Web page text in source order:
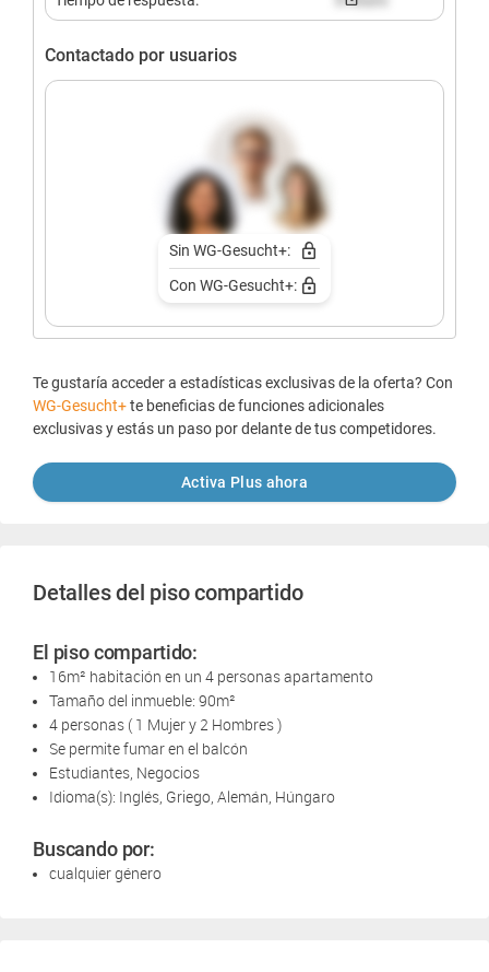
Contactado por usuarios
Sin WG-Gesucht+:
Con WG-Gesucht+:
Te gustaría acceder a estadísticas exclusivas de la oferta? Con
WG-Gesucht+te beneficias de funciones adicionales
exclusivas y estás un paso por delante de tus competidores.
Activa Plus ahora
Detalles del piso compartido
El piso compartido:
16m² habitación en un 4 personas apartamento
Tamaño del inmueble: 90m²
4 personas ( 1 Mujer y 2 Hombres )
Se permite fumar en el balcón
Estudiantes, Negocios
Idioma(s): Inglés, Griego, Alemán, Húngaro
Buscando por:
cualquier género